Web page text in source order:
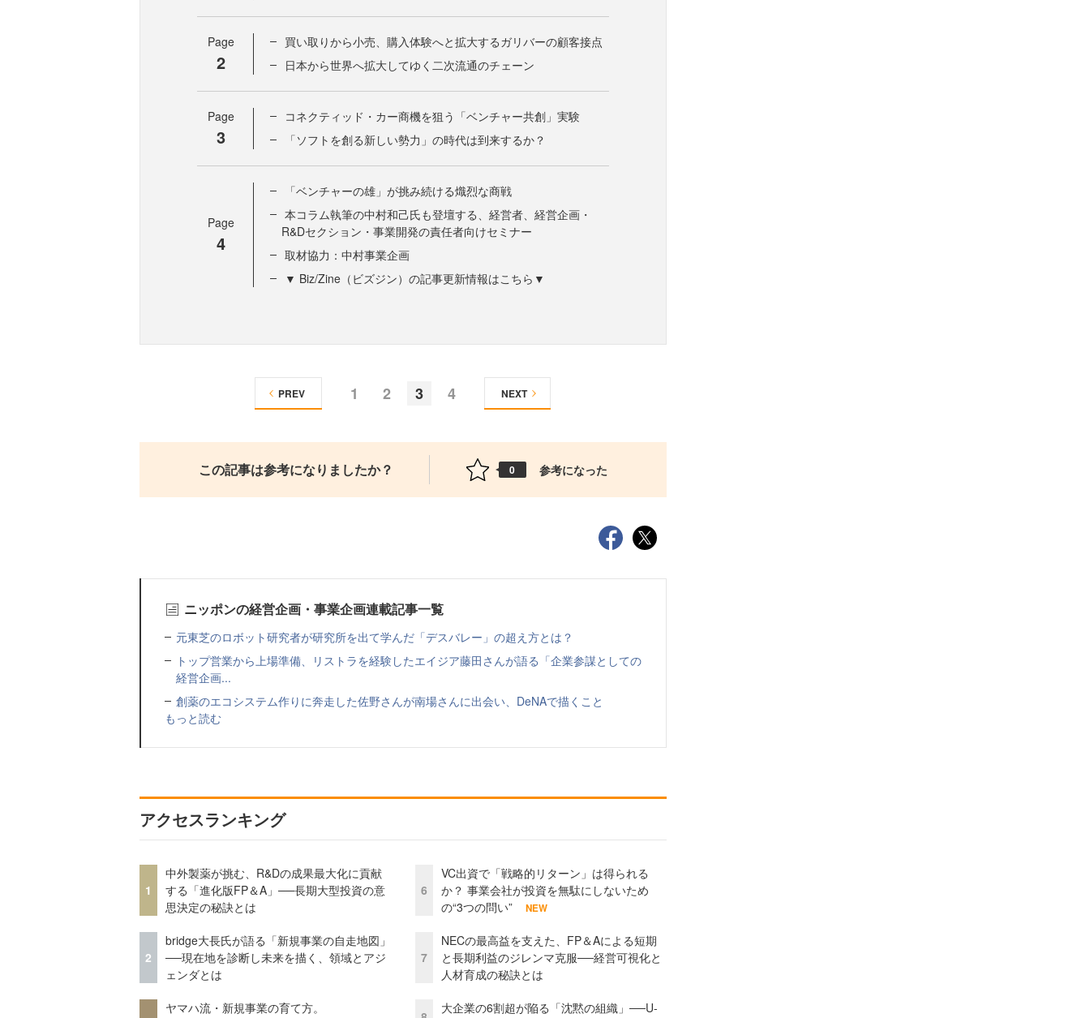
Page
2
買い取りから小売、購入体験へと拡大するガリバーの顧客接点
日本から世界へ拡大してゆく二次流通のチェーン
Page
3
コネクティッド・カー商機を狙う「ベンチャー共創」実験
「ソフトを創る新しい勢力」の時代は到来するか？
Page
4
「ベンチャーの雄」が挑み続ける熾烈な商戦
本コラム執筆の中村和己氏も登壇する、経営者、経営企画・
R&Dセクション・事業開発の責任者向けセミナー
取材協力：中村事業企画
▼ Biz/Zine（ビズジン）の記事更新情報はこちら▼
1 2 3 4
PREV NEXT
この記事は参考になりましたか？ 0 参考になった
ニッポンの経営企画・事業企画連載記事一覧
元東芝のロボット研究者が研究所を出て学んだ「デスバレー」の超え方とは？
トップ営業から上場準備、リストラを経験したエイジア藤田さんが語る「企業参謀としての
経営企画...
創薬のエコシステム作りに奔走した佐野さんが南場さんに出会い、DeNAで描くこと
もっと読む
アクセスランキング
1
中外製薬が挑む、R&Dの成果最大化に貢献
する「進化版FP＆A」──長期大型投資の意
思決定の秘訣とは
2
bridge大長氏が語る「新規事業の自走地図」
──現在地を診断し未来を描く、領域とアジ
ェンダとは
ヤマハ流・新規事業の育て方。
6
VC出資で「戦略的リターン」は得られる
か？ 事業会社が投資を無駄にしないため
の“3つの問い”
NEW
7
NECの最高益を支えた、FP＆Aによる短期
と長期利益のジレンマ克服──経営可視化と
人材育成の秘訣とは
大企業の6割超が陥る「沈黙の組織」──U-